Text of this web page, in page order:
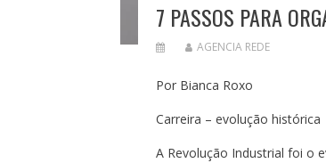
7 PASSOS PARA
AGENCIA REDE
Por Bianca Roxo
Carreira – evolução histórica
A Revolução Industrial foi o